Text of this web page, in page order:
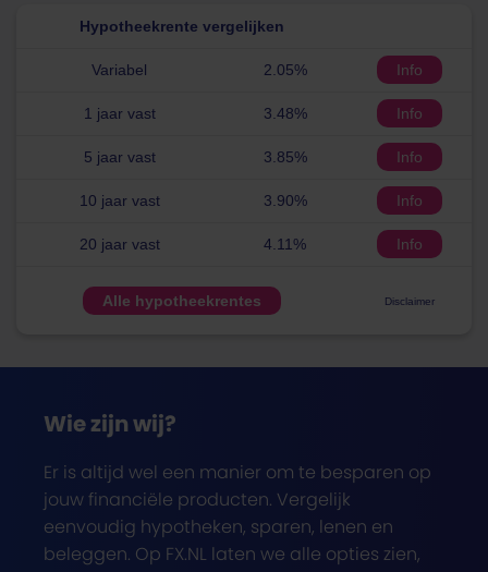
Hypotheekrente vergelijken
Variabel 2.05% Info
1 jaar vast 3.48% Info
5 jaar vast 3.85% Info
10 jaar vast 3.90% Info
20 jaar vast 4.11% Info
Alle hypotheekrentes Disclaimer
Wie zijn wij?
Er is altijd wel een manier om te besparen op
jouw financiële producten. Vergelijk
eenvoudig hypotheken, sparen, lenen en
beleggen. Op FX.NL laten we alle opties zien,